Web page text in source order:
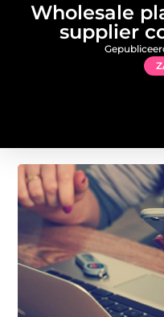
Wholesale
supplier